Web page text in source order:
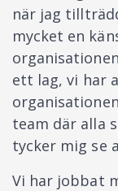
när jag
mycket en
ett lag, vi har
team där alla
tycker mig se
Vi har jobbat